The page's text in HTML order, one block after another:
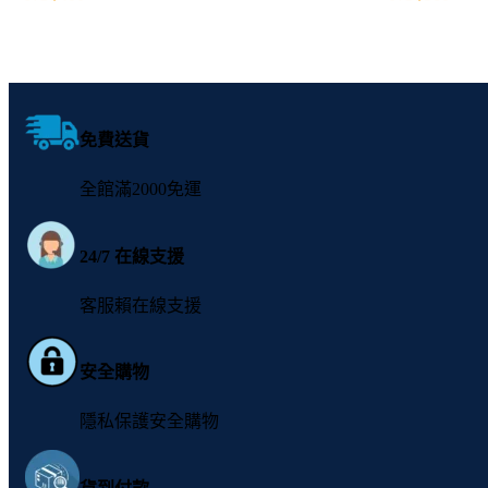
免費送貨
全館滿2000免運
24/7 在線支援
客服賴在線支援
安全購物
隱私保護安全購物